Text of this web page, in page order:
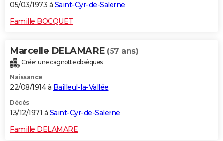
05/03/1973 à Saint-Cyr-de-Salerne
Famille BOCQUET
Marcelle DELAMARE (57 ans)
Créer une cagnotte obsèques
Naissance
22/08/1914 à Bailleul-la-Vallée
Décès
13/12/1971 à Saint-Cyr-de-Salerne
Famille DELAMARE